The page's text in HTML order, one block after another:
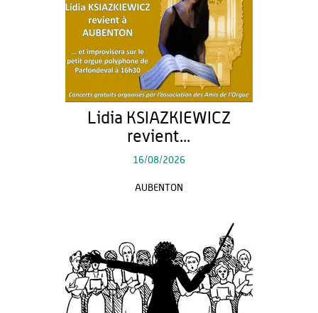
Lidia KSIAZKIEWICZ
revient...
16/08/2026
AUBENTON